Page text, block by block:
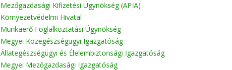
Mezőgazdasági Kifizetési Ügynökség (APIA)
Környezetvédelmi Hivatal
Munkaerő Foglalkoztatási Ügynökség
Megyei Közegészségügyi Igazgatóság
Állategészségügyi és Élelembiztonsági Igazgatóság
Megyei Mezőgazdasági Igazgatóság